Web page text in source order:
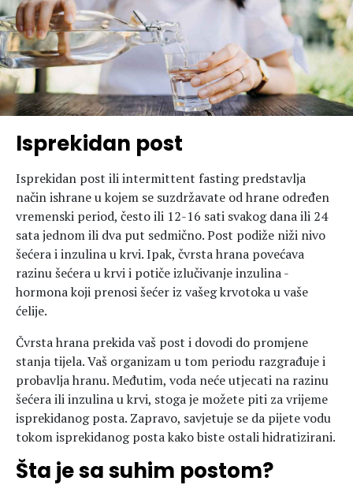
Tehnologija
Isprekidan post
Isprekidan post ili intermittent fasting predstavlja
način ishrane u kojem se suzdržavate od hrane određen
vremenski period, često ili 12-16 sati svakog dana ili 24
sata jednom ili dva put sedmično. Post podiže niži nivo
šećera i inzulina u krvi. Ipak, čvrsta hrana povećava
razinu šećera u krvi i potiče izlučivanje inzulina -
hormona koji prenosi šećer iz vašeg krvotoka u vaše
ćelije.
Čvrsta hrana prekida vaš post i dovodi do promjene
stanja tijela. Vaš organizam u tom periodu razgrađuje i
probavlja hranu. Međutim, voda neće utjecati na razinu
šećera ili inzulina u krvi, stoga je možete piti za vrijeme
isprekidanog posta. Zapravo, savjetuje se da pijete vodu
tokom isprekidanog posta kako biste ostali hidratizirani.
Šta je sa suhim postom?